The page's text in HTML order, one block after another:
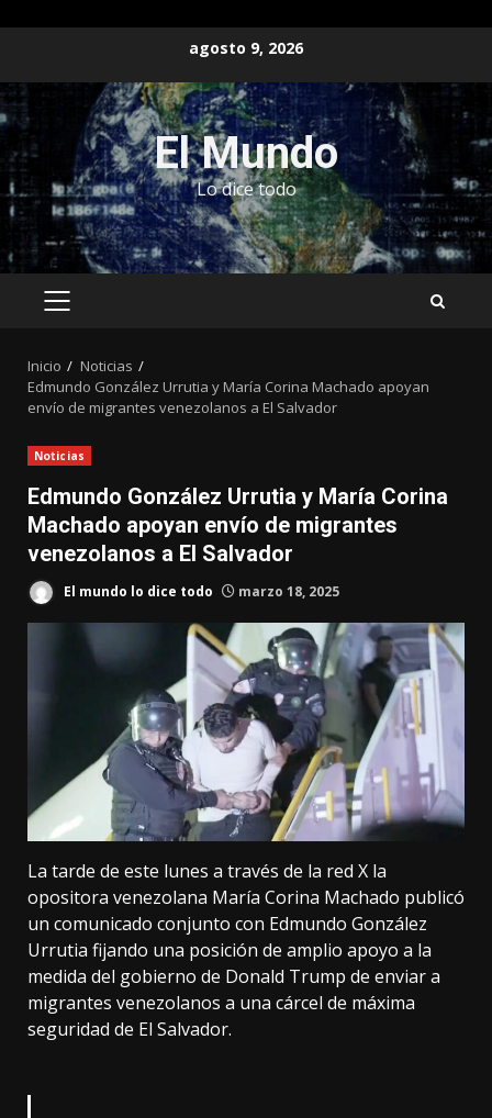
contenido
agosto 9, 2026
El Mundo
Lo dice todo
MENÚ
Inicio
Noticias
Edmundo González Urrutia y María Corina Machado apoyan
envío de migrantes venezolanos a El Salvador
Noticias
Edmundo González Urrutia y María Corina
Machado apoyan envío de migrantes
venezolanos a El Salvador
El mundo lo dice todo marzo 18, 2025
La tarde de este lunes a través de la red X la
opositora venezolana María Corina Machado publicó
un comunicado conjunto con Edmundo González
Urrutia fijando una posición de amplio apoyo a la
medida del gobierno de Donald Trump de enviar a
migrantes venezolanos a una cárcel de máxima
seguridad de El Salvador.